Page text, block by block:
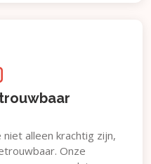
alleen krachtig zijn,
Onze